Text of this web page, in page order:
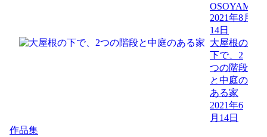
OSOYAMA
2021年8月
14日
大屋根の
下で、2
つの階段
と中庭の
ある家
2021年6
月14日
作品集